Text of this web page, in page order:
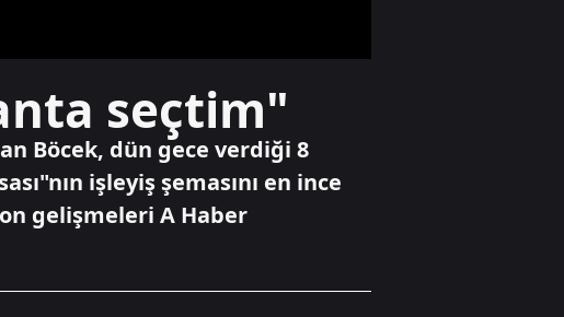
FETÖ'cü: "Hedef
Cumhurbaşkanını
sağ ele
geçirmekti!"
Gündem
operasyonda 62,9
seçtim"
Böcek, dün gece verdiği 8
işleyiş şemasını en ince
gelişmeleri A Haber